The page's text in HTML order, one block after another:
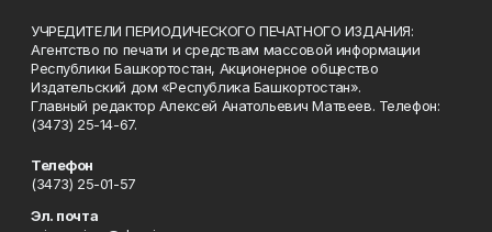
УЧРЕДИТЕЛИ ПЕРИОДИЧЕСКОГО ПЕЧАТНОГО ИЗДАНИЯ:
Агентство по печати и средствам массовой информации
Республики Башкортостан, Акционерное общество
Издательский дом «Республика Башкортостан».
Главный редактор Алексей Анатольевич Матвеев. Телефон:
(3473) 25-14-67.
Телефон
(3473) 25-01-57
Эл. почта